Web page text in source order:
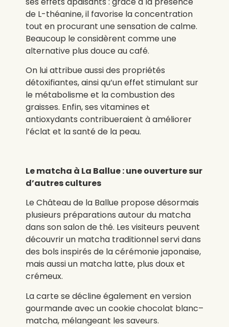
de L-théanine, il favorise la concentration
tout en procurant une sensation de calme.
Beaucoup le considèrent comme une
alternative plus douce au café.
On lui attribue aussi des propriétés
détoxifiantes, ainsi qu’un effet stimulant sur
le métabolisme et la combustion des
graisses. Enfin, ses vitamines et
antioxydants contribueraient à améliorer
l’éclat et la santé de la peau.
Le matcha à La Ballue : une ouverture sur
d’autres cultures
Le Château de la Ballue propose désormais
plusieurs préparations autour du matcha
dans son salon de thé. Les visiteurs peuvent
découvrir un matcha traditionnel servi dans
des bols inspirés de la cérémonie japonaise,
mais aussi un matcha latte, plus doux et
crémeux.
La carte se décline également en version
gourmande avec un cookie chocolat blanc–
matcha, mélangeant les saveurs.